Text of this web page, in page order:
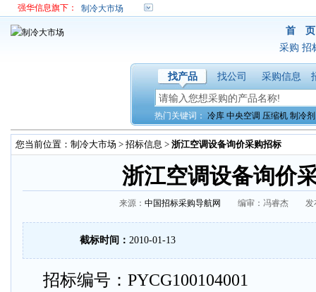
强华信息旗下： 制冷大市场
首 页
采购 招
找产品 找公司 采购信息
热门关键词： 冷库 中央空调 压缩机 制冷剂
您当前位置： 制冷大市场 > 招标信息 > 浙江空调设备询价采购招标
浙江空调设备询价
来源： 中国招标采购导航网 编审：冯睿杰 发布
截标时间： 2010-01-13
招标编号：PYCG100104001